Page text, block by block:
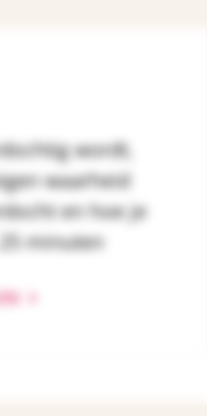
wordt,
waarheid
en hoe je
minuten